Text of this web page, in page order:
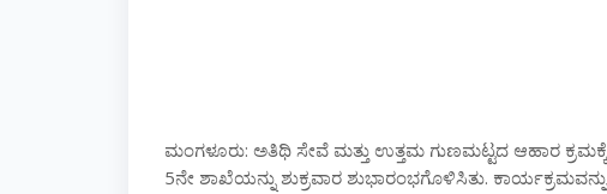
ಮಂಗಳೂರು: ಅತಿಥಿ ಸೇವೆ ಮತ್ತು ಉತ್ತಮ ಗುಣಮಟ್ಟದ ಆಹಾರ ಕ್ರಮಕ್ಕೆ
5ನೇ ಶಾಖೆಯನ್ನು ಶುಕ್ರವಾರ ಶುಭಾರಂಭಗೊಳಿಸಿತು. ಕಾರ್ಯಕ್ರಮವನ್ನು